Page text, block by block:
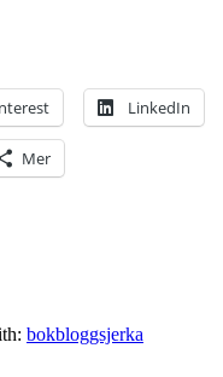
LinkedIn
Mer
bokbloggsjerka